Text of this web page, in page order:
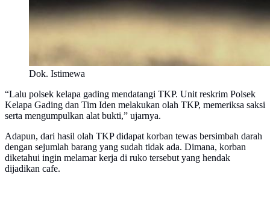
Dok. Istimewa
“Lalu polsek kelapa gading mendatangi TKP. Unit reskrim Polsek
Kelapa Gading dan Tim Iden melakukan olah TKP, memeriksa saksi
serta mengumpulkan alat bukti,” ujarnya.
Adapun, dari hasil olah TKP didapat korban tewas bersimbah darah
dengan sejumlah barang yang sudah tidak ada. Dimana, korban
diketahui ingin melamar kerja di ruko tersebut yang hendak
dijadikan cafe.